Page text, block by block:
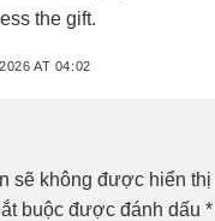
the gift.
AT 04:02
sẽ không được hiển thị
buộc được đánh dấu *